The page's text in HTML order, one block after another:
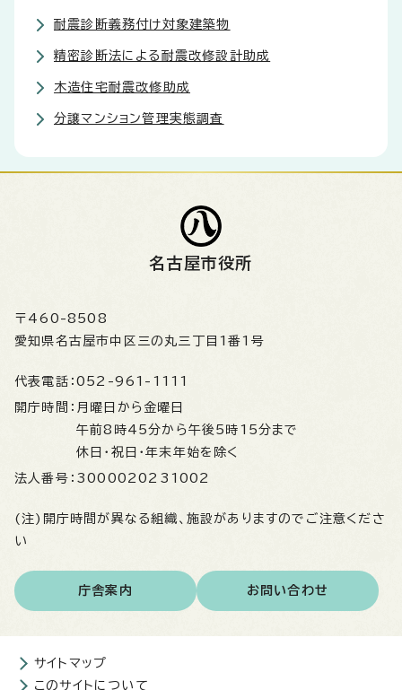
耐震診断義務付け対象建築物
精密診断法による耐震改修設計助成
木造住宅耐震改修助成
分譲マンション管理実態調査
名古屋市役所
〒460-8508
愛知県名古屋市中区三の丸三丁目1番1号
代表電話： 052-961-1111
開庁時間： 月曜日から金曜日
午前8時45分から午後5時15分まで
休日・祝日・年末年始を除く
法人番号： 3000020231002
(注)開庁時間が異なる組織、施設がありますのでご注意くださ
い
庁舎案内 お問い合わせ
サイトマップ
このサイトについて